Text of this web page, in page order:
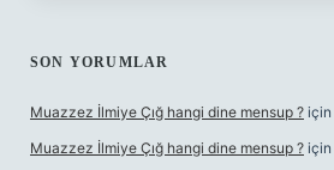
SON YORUMLAR
Muazzez İlmiye Çığ hangi dine mensup ? için
Muazzez İlmiye Çığ hangi dine mensup ? için